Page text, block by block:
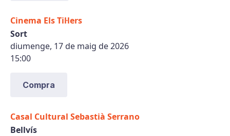
Cinema Els Til·lers
Sort
diumenge, 17 de maig de 2026
15:00
Compra
Casal Cultural Sebastià Serrano
Bellvís